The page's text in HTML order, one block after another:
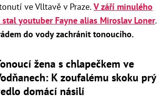
ve Vlltavě v Praze. V září minulého
youtuber Fayne alias Miroslav Loner.
do vody zachránit tonoucího.
žena s chlapečkem ve
K zoufalému skoku prý
domácí násilí